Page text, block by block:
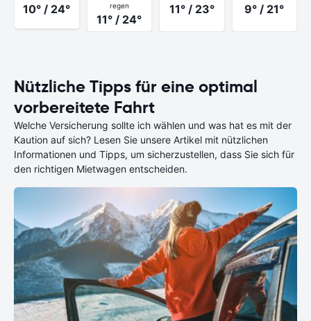
10° / 24°
regen
11° / 24°
11° / 23° 9° / 21°
Nützliche Tipps für eine optimal
vorbereitete Fahrt
Welche Versicherung sollte ich wählen und was hat es mit der
Kaution auf sich? Lesen Sie unsere Artikel mit nützlichen
Informationen und Tipps, um sicherzustellen, dass Sie sich für
den richtigen Mietwagen entscheiden.